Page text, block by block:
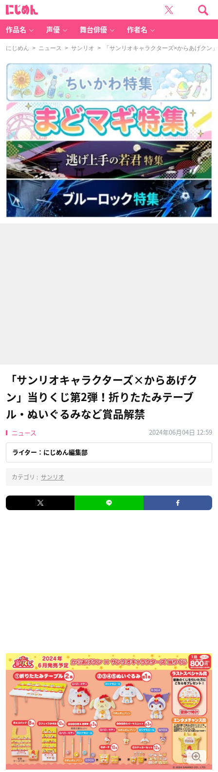
作品名 声優 舞台俳優 作者名
にじめん > ニュース > サンリオ > 「サンリオキャラクターズ×からあげクン
「サンリオキャラクターズ×からあげク
ン」当りくじ第2弾！折りたたみテーブ
ル・ぬいぐるみなど賞品解禁
ニュース 2024年06月04日 12:59
ライター：にじめん編集部
カテゴリ : サンリオ